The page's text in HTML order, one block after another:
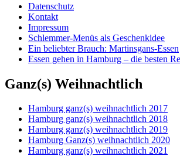
Datenschutz
Kontakt
Impressum
Schlemmer-Menüs als Geschenkidee
Ein beliebter Brauch: Martinsgans-Essen
Essen gehen in Hamburg – die besten
Ganz(s) Weihnachtlich
Hamburg ganz(s) weihnachtlich 2017
Hamburg ganz(s) weihnachtlich 2018
Hamburg ganz(s) weihnachtlich 2019
Hamburg Ganz(s) weihnachtlich 2020
Hamburg ganz(s) weihnachtlich 2021